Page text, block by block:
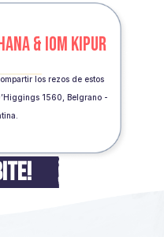
& IOM KIPUR
los rezos de estos
1560, Belgrano -